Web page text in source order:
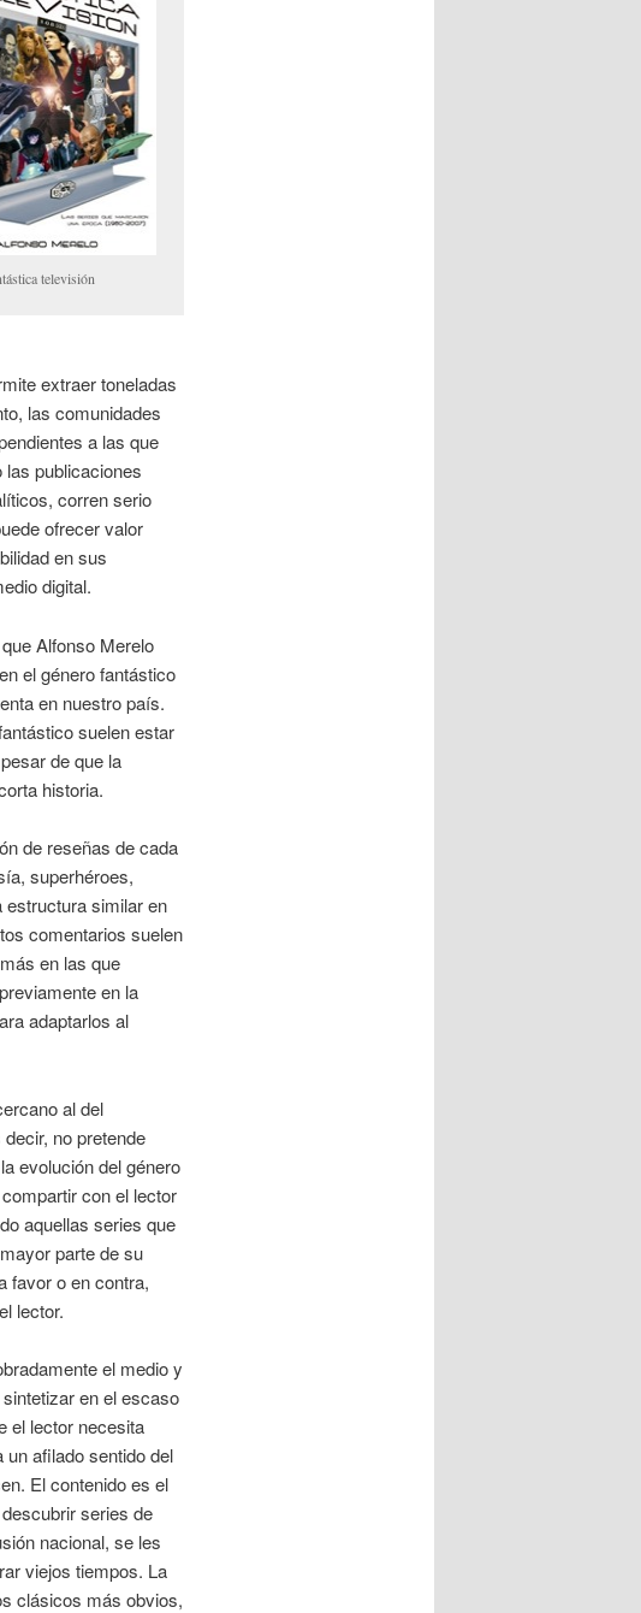
televisión
extraer toneladas
las comunidades
a las que
publicaciones
corren serio
ofrecer valor
en sus
digital.
Alfonso Merelo
el género fantástico
en nuestro país.
suelen estar
de que la
historia.
de reseñas de cada
superhéroes,
estructura similar en
comentarios suelen
en las que
en la
adaptarlos al
al del
no pretende
evolución del género
con el lector
aquellas series que
parte de su
favor o en contra,
lector.
el medio y
en el escaso
el lector necesita
afilado sentido del
El contenido es el
series de
nacional, se les
viejos tiempos. La
clásicos más obvios,